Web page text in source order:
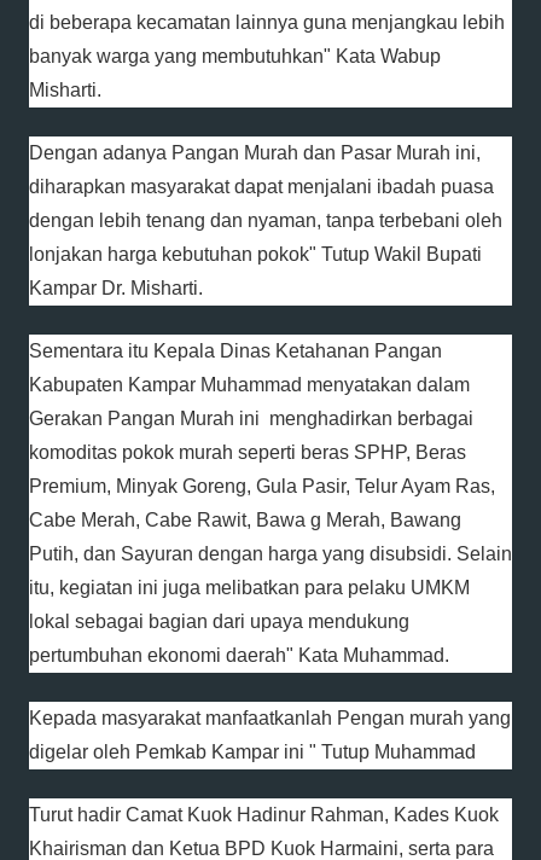
di beberapa kecamatan lainnya guna menjangkau lebih
banyak warga yang membutuhkan" Kata Wabup
Misharti.
Dengan adanya Pangan Murah dan Pasar Murah ini,
diharapkan masyarakat dapat menjalani ibadah puasa
dengan lebih tenang dan nyaman, tanpa terbebani oleh
lonjakan harga kebutuhan pokok" Tutup Wakil Bupati
Kampar Dr. Misharti.
Sementara itu Kepala Dinas Ketahanan Pangan
Kabupaten Kampar Muhammad menyatakan dalam
Gerakan Pangan Murah ini menghadirkan berbagai
komoditas pokok murah seperti beras SPHP, Beras
Premium, Minyak Goreng, Gula Pasir, Telur Ayam Ras,
Cabe Merah, Cabe Rawit, Bawa g Merah, Bawang
Putih, dan Sayuran dengan harga yang disubsidi. Selain
itu, kegiatan ini juga melibatkan para pelaku UMKM
lokal sebagai bagian dari upaya mendukung
pertumbuhan ekonomi daerah" Kata Muhammad.
Kepada masyarakat manfaatkanlah Pengan murah yang
digelar oleh Pemkab Kampar ini " Tutup Muhammad
Turut hadir Camat Kuok Hadinur Rahman, Kades Kuok
Khairisman dan Ketua BPD Kuok Harmaini, serta para